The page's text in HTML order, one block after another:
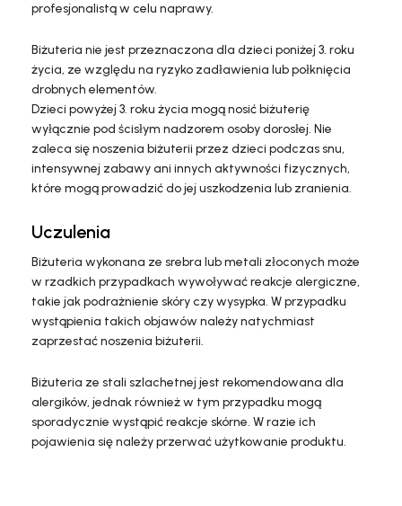
profesjonalistą w celu naprawy.
Biżuteria nie jest przeznaczona dla dzieci poniżej 3. roku
życia, ze względu na ryzyko zadławienia lub połknięcia
drobnych elementów.
Dzieci powyżej 3. roku życia mogą nosić biżuterię
wyłącznie pod ścisłym nadzorem osoby dorosłej. Nie
zaleca się noszenia biżuterii przez dzieci podczas snu,
intensywnej zabawy ani innych aktywności fizycznych,
które mogą prowadzić do jej uszkodzenia lub zranienia.
Uczulenia
Biżuteria wykonana ze srebra lub metali złoconych może
w rzadkich przypadkach wywoływać reakcje alergiczne,
takie jak podrażnienie skóry czy wysypka. W przypadku
wystąpienia takich objawów należy natychmiast
zaprzestać noszenia biżuterii.
Biżuteria ze stali szlachetnej jest rekomendowana dla
alergików, jednak również w tym przypadku mogą
sporadycznie wystąpić reakcje skórne. W razie ich
pojawienia się należy przerwać użytkowanie produktu.